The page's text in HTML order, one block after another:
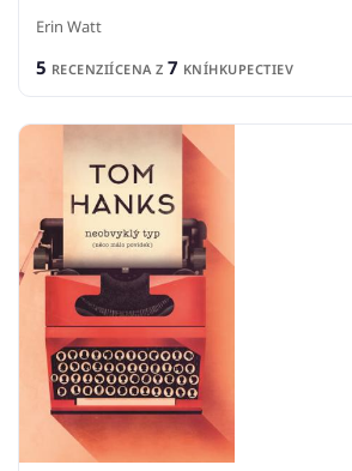
Erin Watt
5 RECENZIÍCENA Z 7 KNÍHKUPECTIEV